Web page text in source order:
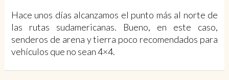
Hace unos días alcanzamos el punto más al norte de
las rutas sudamericanas. Bueno, en este caso,
senderos de arena y tierra poco recomendados para
vehículos que no sean 4×4.